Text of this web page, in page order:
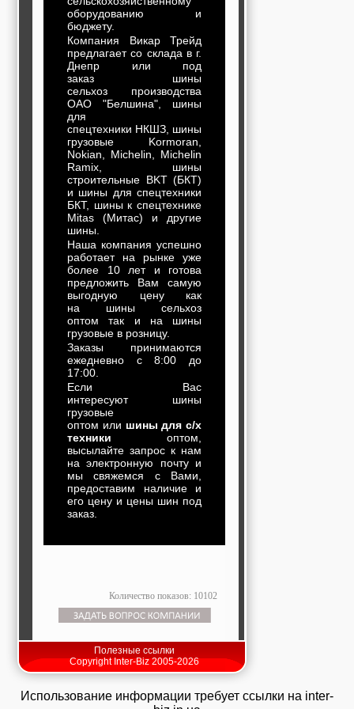
оборудованию и
бюджету.
Компания Викар Трейд
предлагает со склада в г.
Днепр или под
заказ шины
сельхоз производства
ОАО "Белшина", шины
для
спецтехники НКШЗ, шины
грузовые Kormoran,
Nokian, Michelin, Michelin
Ramix, шины
строительные BKT (БКТ)
и шины для спецтехники
БКТ, шины к спецтехнике
Mitas (Митас) и другие
шины.
Наша компания успешно
работает на рынке уже
более 10 лет и готова
предложить Вам самую
выгодную цену как
на шины сельхоз
оптом так и на шины
грузовые в розницу.
Заказы принимаются
ежедневно с 8:00 до
17:00.
Если Вас
интересуют шины
грузовые
оптом или шины для с/х
техники оптом,
высылайте запрос к нам
на электронную почту и
мы свяжемся с Вами,
предоставим наличие и
его цену и цены шин под
заказ.
Количество показов: 10102
Полезные ссылки
Copyright Inter-Biz 2005-2026
Использование информации требует ссылки на inter-